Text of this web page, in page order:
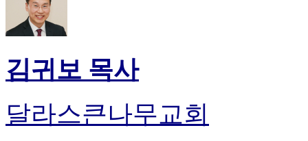
김귀보 목사
달라스큰나무교회